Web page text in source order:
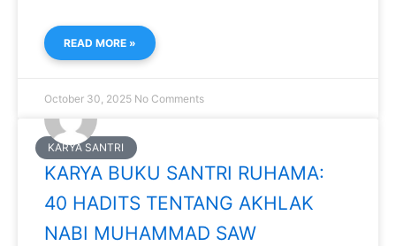
READ MORE »
October 30, 2025 No Comments
KARYA SANTRI
KARYA BUKU SANTRI RUHAMA:
40 HADITS TENTANG AKHLAK
NABI MUHAMMAD SAW